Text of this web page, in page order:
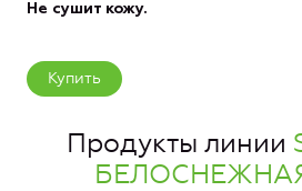
Не сушит кожу.
Купить
Продукты линии